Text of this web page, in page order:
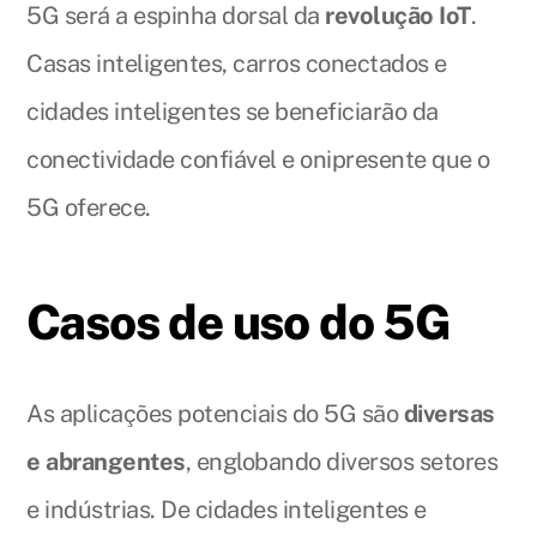
5G será a espinha dorsal da revolução IoT.
Casas inteligentes, carros conectados e
cidades inteligentes se beneficiarão da
conectividade confiável e onipresente que o
5G oferece.
Casos de uso do 5G
As aplicações potenciais do 5G sãodiversas
e abrangentes, englobando diversos setores
e indústrias. De cidades inteligentes e